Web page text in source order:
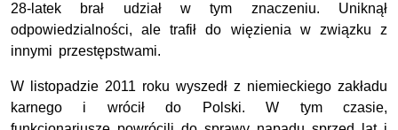
28-latek brał udział w tym znaczeniu. Uniknął
odpowiedzialności, ale trafił do więzienia w związku z
innymi przestępstwami.
W listopadzie 2011 roku wyszedł z niemieckiego zakładu
karnego i wrócił do Polski. W tym czasie,